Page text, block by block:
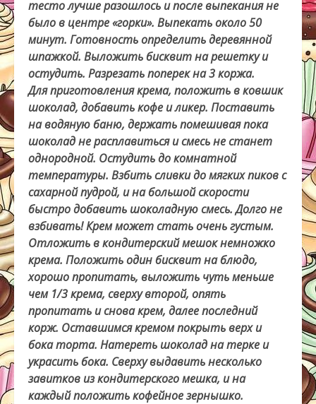
тесто лучше разошлось и после выпекания не
было в центре «горки». Выпекать около 50
минут. Готовность определить деревянной
шпажкой. Выложить бисквит на решетку и
остудить. Разрезать поперек на 3 коржа.
Для приготовления крема, положить в ковшик
шоколад, добавить кофе и ликер. Поставить
на водяную баню, держать помешивая пока
шоколад не расплавиться и смесь не станет
однородной. Остудить до комнатной
температуры. Взбить сливки до мягких пиков с
сахарной пудрой, и на большой скорости
быстро добавить шоколадную смесь. Долго не
взбивать! Крем может стать очень густым.
Отложить в кондитерский мешок немножко
крема. Положить один бисквит на блюдо,
хорошо пропитать, выложить чуть меньше
чем 1/3 крема, сверху второй, опять
пропитать и снова крем, далее последний
корж. Оставшимся кремом покрыть верх и
бока торта. Натереть шоколад на терке и
украсить бока. Сверху выдавить несколько
завитков из кондитерского мешка, и на
каждый положить кофейное зернышко.